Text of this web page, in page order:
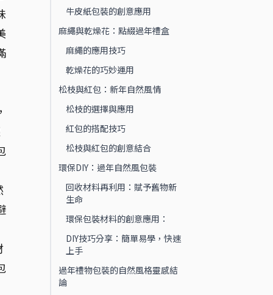
牛皮紙包裝的創意應用
麻繩與乾燥花：點綴過年禮盒
麻繩的應用技巧
乾燥花的巧妙運用
松枝與紅包：新年自然風情
松枝的選擇與應用
紅包的搭配技巧
松枝與紅包的創意結合
環保DIY：過年自然風包裝
回收材料再利用：賦予舊物新
生命
環保包裝材料的創意應用：
DIY技巧分享：簡單易學，快速
上手
過年禮物包裝的自然風格靈感結
論